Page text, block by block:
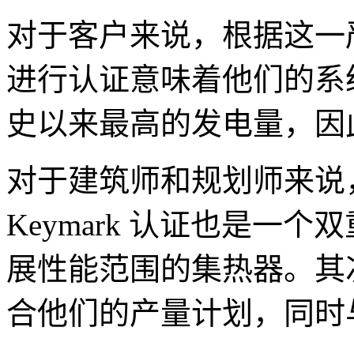
对于客户来说，根据这
进行认证意味着他们的
史以来最高的发电量，
对于建筑师和规划师来说
Keymark 认证也是一个
展性能范围的集热器。
合他们的产量计划，同